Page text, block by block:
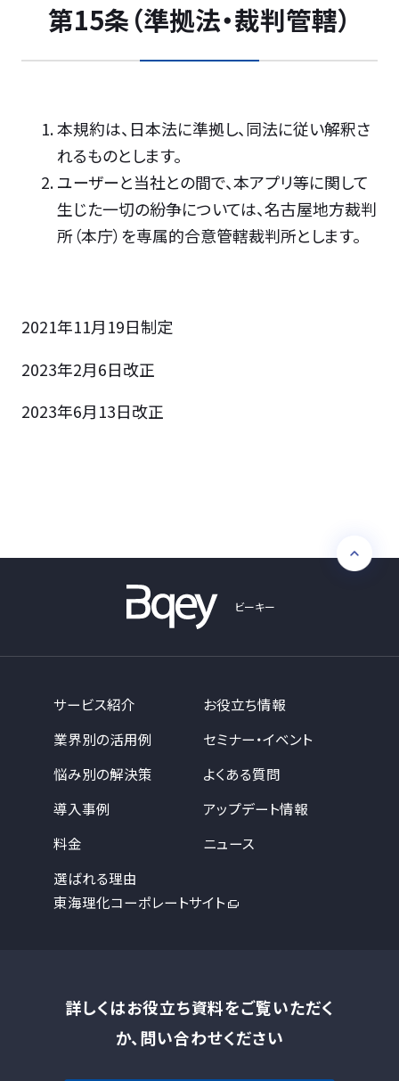
第15条（準拠法・裁判管轄）
本規約は、日本法に準拠し、同法に従い解釈さ
れるものとします。
ユーザーと当社との間で、本アプリ等に関して
生じた一切の紛争については、名古屋地方裁判
所（本庁）を専属的合意管轄裁判所とします。
2021年11月19日制定
2023年2月6日改正
2023年6月13日改正
ビーキー
サービス紹介
お役立ち情報
業界別の活用例
セミナー・イベント
悩み別の解決策
よくある質問
導入事例
アップデート情報
料金
ニュース
選ばれる理由
東海理化コーポレートサイト
詳しくはお役立ち資料をご覧いただく
か、問い合わせください